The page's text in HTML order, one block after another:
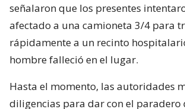
señalaron que los presentes
afectado a una camioneta 3/4 para
rápidamente a un recinto
hombre falleció en el lugar.
Hasta el momento, las autoridades
diligencias para dar con el paradero